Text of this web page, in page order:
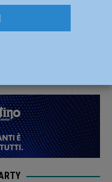
giornata per